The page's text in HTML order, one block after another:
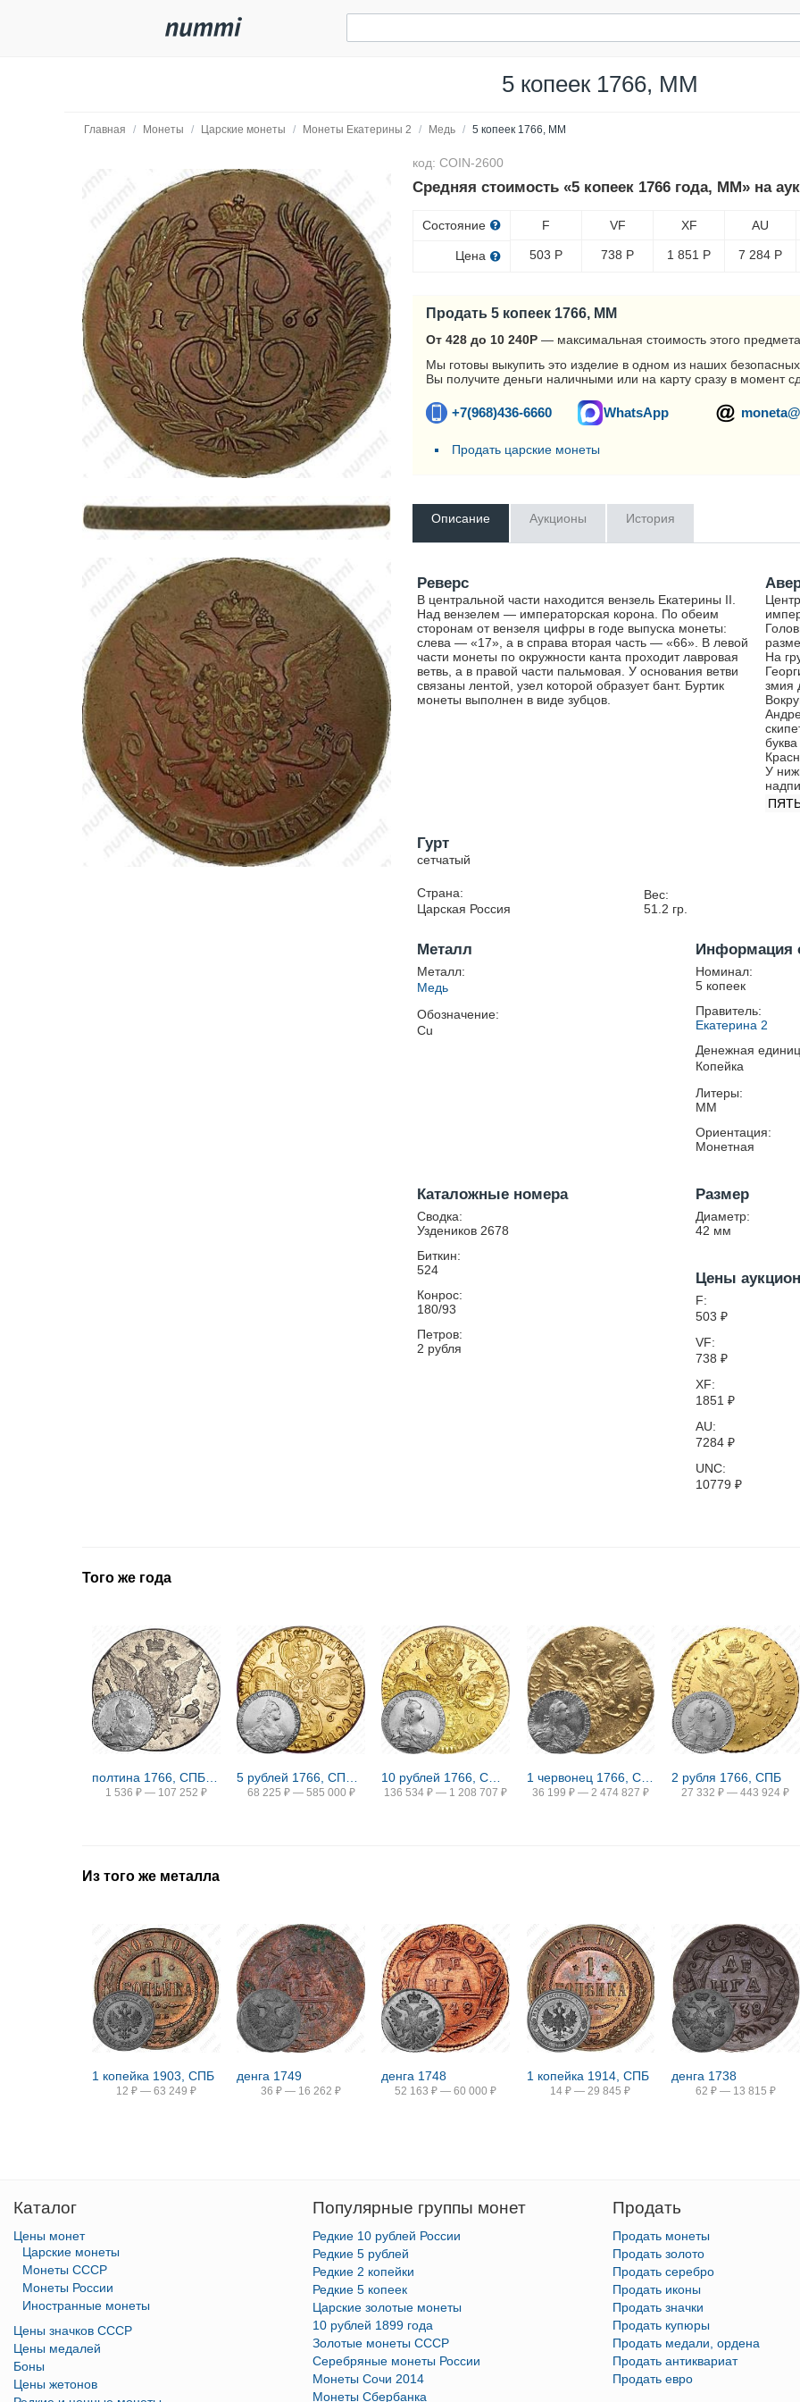
5 копеек 1766, ММ
Главная / Монеты / Царские монеты / Монеты Екатерины 2 / Медь / 5 копеек 1766, ММ
код: COIN-2600
Средняя стоимость «5 копеек 1766 года, ММ» на
Состояние
Цена
F
503 Р
VF
738 Р
XF
1 851 Р
AU
7 284 Р
Продать 5 копеек 1766, ММ
От 428 до 10 240Р — максимальная стоимость этого
Мы готовы выкупить это изделие в одном из наших
Вы получите деньги наличными или на карту сразу в момент
+7(968)436-6660 WhatsApp
Продать царские монеты
Описание Аукционы История
Реверс
В центральной части находится вензель Екатерины II.
Над вензелем — императорская корона. По обеим
сторонам от вензеля цифры в годе выпуска монеты:
слева — «17», а в справа вторая часть — «66». В левой
части монеты по окружности канта проходит лавровая
ветвь, а в правой части пальмовая. У основания ветви
связаны лентой, узел которой образует бант. Буртик
монеты выполнен в виде зубцов.
На
змия
У
Гурт
сетчатый
Страна:
Царская Россия
Вес:
51.2 гр.
Металл
Металл:
Медь
Обозначение:
Cu
Информация
Номинал:
5 копеек
Правитель:
Екатерина 2
Денежная
Копейка
Литеры:
ММ
Ориентация:
Монетная
Каталожные номера
Сводка:
Уздеников 2678
Биткин:
524
Конрос:
180/93
Петров:
2 рубля
Размер
Диаметр:
42 мм
Цены
F:
503 ₽
VF:
738 ₽
XF:
1851 ₽
AU:
7284 ₽
UNC:
10779 ₽
Того же года
1 536 ₽ — 107 252 ₽ 68 225 ₽ — 585 000 ₽ 136 534 ₽ — 1 208 707 ₽
1 червонец 1766, СПБ-TI
36 199 ₽ — 2 474 827 ₽
2 рубля 1766, СПБ
27 332 ₽ — 443 924 ₽
Из того же металла
1 копейка 1903, СПБ
12 ₽ — 63 249 ₽
денга 1749
36 ₽ — 16 262 ₽
денга 1748
52 163 ₽ — 60 000 ₽
1 копейка 1914, СПБ
14 ₽ — 29 845 ₽
денга 1738
62 ₽ — 13 815 ₽
Каталог
Цены монет
Царские монеты
Монеты СССР
Монеты России
Иностранные монеты
Цены значков СССР
Цены медалей
Боны
Цены жетонов
Популярные группы монет
Редкие 10 рублей России
Редкие 5 рублей
Редкие 2 копейки
Редкие 5 копеек
Царские золотые монеты
10 рублей 1899 года
Золотые монеты СССР
Серебряные монеты России
Монеты Сочи 2014
Монеты Сбербанка
Продать
Продать монеты
Продать золото
Продать серебро
Продать иконы
Продать значки
Продать купюры
Продать медали, ордена
Продать антиквариат
Продать евро